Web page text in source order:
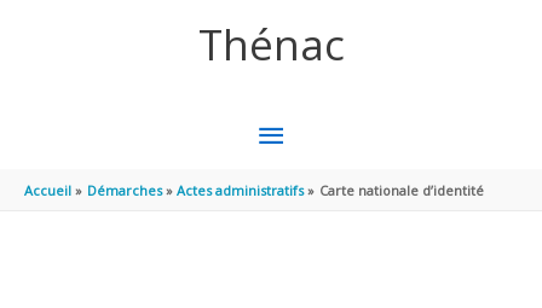
Thénac
MENU
PRINCIPAL
Accueil Démarches Actes administratifs Carte nationale d’identité